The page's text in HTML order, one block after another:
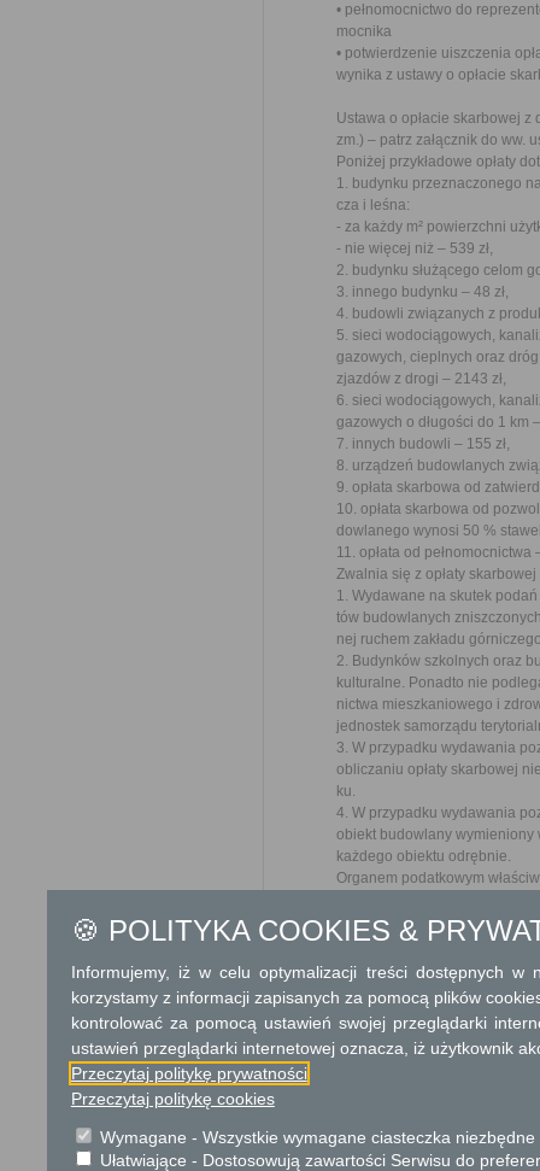
• pełnomocnictwo do
mocnika
• potwierdzenie uiszczenia
wynika z ustawy o opłacie
Ustawa o opłacie skarbowej
zm.) – patrz załącznik do ww.
Poniżej przykładowe opłaty
1. budynku przeznaczonego
cza i leśna:
- za każdy m² powierzchni
- nie więcej niż – 539 zł,
2. budynku służącego celom
3. innego budynku – 48 zł,
4. budowli związanych z
5. sieci wodociągowych,
gazowych, cieplnych oraz
zjazdów z drogi – 2143 zł,
6. sieci wodociągowych,
gazowych o długości do 1 km
7. innych budowli – 155 zł,
8. urządzeń budowlanych
9. opłata skarbowa od
10. opłata skarbowa od
dowlanego wynosi 50 %
11. opłata od pełnomocnictwa
Zwalnia się z opłaty
1. Wydawane na skutek
tów budowlanych
nej ruchem zakładu
2. Budynków szkolnych oraz
kulturalne. Ponadto nie
nictwa mieszkaniowego i
jednostek samorządu
3. W przypadku wydawania
obliczaniu opłaty skarbowej
ku.
4. W przypadku wydawania
obiekt budowlany wymieniony
każdego obiektu odrębnie.
Organem podatkowym
URZĄD MIASTA OTWOCKA
Bank Spółdzielczy w Otwocku
rachunek do wpłat z tytułu
89 8001 0005 2001 0007
Dodatkowe
47 zł za zatwierdzenie
oraz opłatę za pozwolenie
🍪 POLITYKA COOKIES &
Informujemy, iż w celu optymalizacji treści dostępnych w
korzystamy z informacji zapisanych za pomocą plików
kontrolować za pomocą ustawień swojej przeglądarki
ustawień przeglądarki internetowej oznacza, iż użytkownik
Przeczytaj politykę prywatności
Przeczytaj politykę cookies
Wymagane - Wszystkie wymagane ciasteczka
Ułatwiające - Dostosowują zawartości Serwisu do